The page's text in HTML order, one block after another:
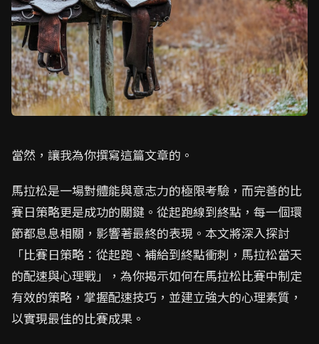
當然，讓我為你撰寫這篇文章的。
馬拉松是一場對體能與意志力的極限考驗，而完善的比
賽日策略更是成功的關鍵。從起跑線到終點，每一個環
節都息息相關，影響著最終的表現。本文將深入探討
「比賽日策略：從起跑、補給到終點衝刺，馬拉松當天
的配速與心理戰」，為你揭示如何在馬拉松比賽中制定
有效的策略，掌握配速技巧，並建立強大的心理素質，
以實現最佳的比賽成果。